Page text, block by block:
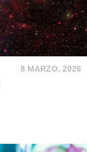
8 MARZO, 2026